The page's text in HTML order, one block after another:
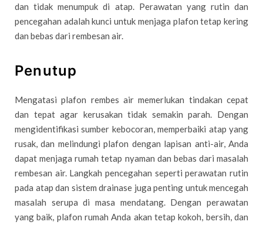
dan tidak menumpuk di atap. Perawatan yang rutin dan
pencegahan adalah kunci untuk menjaga plafon tetap kering
dan bebas dari rembesan air.
Penutup
Mengatasi plafon rembes air memerlukan tindakan cepat
dan tepat agar kerusakan tidak semakin parah. Dengan
mengidentifikasi sumber kebocoran, memperbaiki atap yang
rusak, dan melindungi plafon dengan lapisan anti-air, Anda
dapat menjaga rumah tetap nyaman dan bebas dari masalah
rembesan air. Langkah pencegahan seperti perawatan rutin
pada atap dan sistem drainase juga penting untuk mencegah
masalah serupa di masa mendatang. Dengan perawatan
yang baik, plafon rumah Anda akan tetap kokoh, bersih, dan